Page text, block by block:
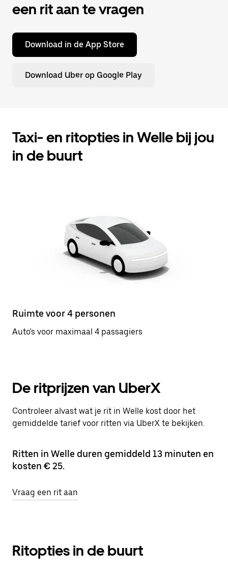
een rit aan te vragen
Download in de App Store
Download Uber op Google Play
Taxi- en ritopties in Welle bij jou
in de buurt
Ruimte voor 4 personen
Auto's voor maximaal 4 passagiers
De ritprijzen van UberX
Controleer alvast wat je rit in Welle kost door het
gemiddelde tarief voor ritten via UberX te bekijken.
Ritten in Welle duren gemiddeld 13 minuten en
kosten € 25.
Vraag een rit aan
Ritopties in de buurt